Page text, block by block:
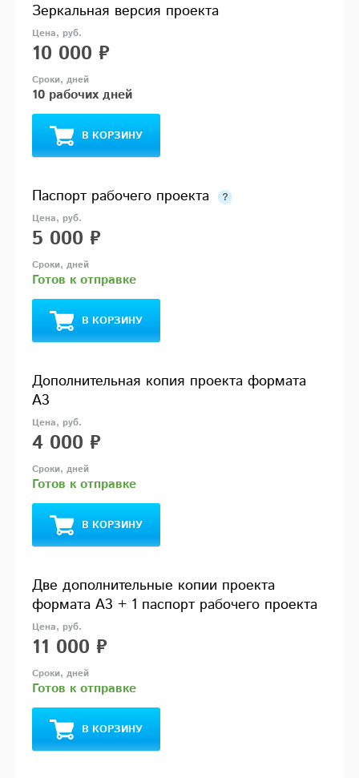
Зеркальная версия проекта
10 000 ₽
10 рабочих дней
В КОРЗИНУ
Паспорт рабочего проекта
5 000 ₽
Готов к отправке
В КОРЗИНУ
Дополнительная копия проекта формата
А3
4 000 ₽
Готов к отправке
В КОРЗИНУ
Две дополнительные копии проекта
формата А3 + 1 паспорт рабочего проекта
11 000 ₽
Готов к отправке
В КОРЗИНУ